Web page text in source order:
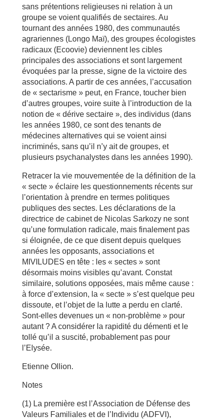
sans prétentions religieuses ni relation à un
groupe se voient qualifiés de sectaires. Au
tournant des années 1980, des communautés
agrariennes (Longo Maï), des groupes écologistes
radicaux (Ecoovie) deviennent les cibles
principales des associations et sont largement
évoquées par la presse, signe de la victoire des
associations. A partir de ces années, l’accusation
de « sectarisme » peut, en France, toucher bien
d’autres groupes, voire suite à l’introduction de la
notion de « dérive sectaire », des individus (dans
les années 1980, ce sont des tenants de
médecines alternatives qui se voient ainsi
incriminés, sans qu’il n’y ait de groupes, et
plusieurs psychanalystes dans les années 1990).
Retracer la vie mouvementée de la définition de la
« secte » éclaire les questionnements récents sur
l’orientation à prendre en termes politiques
publiques des sectes. Les déclarations de la
directrice de cabinet de Nicolas Sarkozy ne sont
qu’une formulation radicale, mais finalement pas
si éloignée, de ce que disent depuis quelques
années les opposants, associations et
MIVILUDES en tête : les « sectes » sont
désormais moins visibles qu’avant. Constat
similaire, solutions opposées, mais même cause :
à force d’extension, la « secte » s’est quelque peu
dissoute, et l’objet de la lutte a perdu en clarté.
Sont-elles devenues un « non-problème » pour
autant ? A considérer la rapidité du démenti et le
tollé qu’il a suscité, probablement pas pour
l’Elysée.
Etienne Ollion.
Notes
(1) La première est l’Association de Défense des
Valeurs Familiales et de l’Individu (ADFVI),